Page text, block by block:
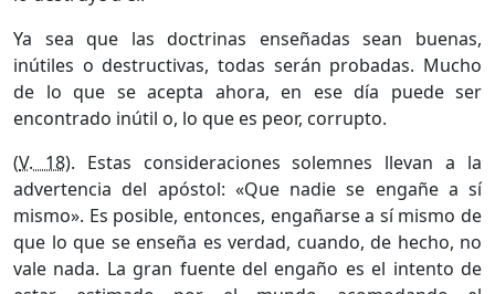
Ya sea que las doctrinas enseñadas sean buenas,
inútiles o destructivas, todas serán probadas. Mucho
de lo que se acepta ahora, en ese día puede ser
encontrado inútil o, lo que es peor, corrupto.
(V. 18). Estas consideraciones solemnes llevan a la
advertencia del apóstol: «Que nadie se engañe a sí
mismo». Es posible, entonces, engañarse a sí mismo de
que lo que se enseña es verdad, cuando, de hecho, no
vale nada. La gran fuente del engaño es el intento de